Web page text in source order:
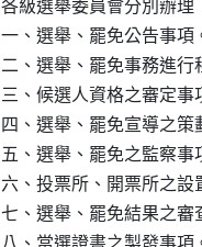
各級選舉委員會分別辦理
一、選舉、罷免公告事項
二、選舉、罷免事務進行
三、候選人資格之審定事
四、選舉、罷免宣導之策
五、選舉、罷免之監察事
六、投票所、開票所之設
七、選舉、罷免結果之審